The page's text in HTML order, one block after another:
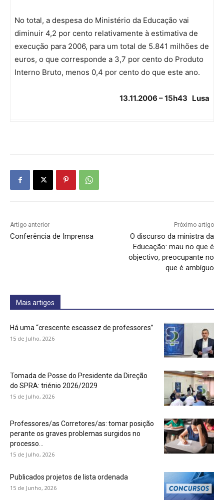
No total, a despesa do Ministério da Educação vai
diminuir 4,2 por cento relativamente à estimativa de
execução para 2006, para um total de 5.841 milhões de
euros, o que corresponde a 3,7 por cento do Produto
Interno Bruto, menos 0,4 por cento do que este ano.
13.11.2006 – 15h43 Lusa
Artigo anterior
Conferência de Imprensa
Próximo artigo
O discurso da ministra da
Educação: mau no que é
objectivo, preocupante no
que é ambíguo
Mais artigos
Há uma “crescente escassez de professores”
15 de Julho, 2026
Tomada de Posse do Presidente da Direção
do SPRA: triénio 2026/2029
15 de Julho, 2026
Professores/as Corretores/as: tomar posição
perante os graves problemas surgidos no
processo...
15 de Julho, 2026
Publicados projetos de lista ordenada
15 de Junho, 2026